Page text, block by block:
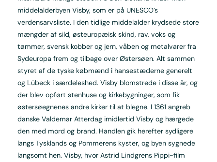
middelalderbyen Visby, som er på UNESCO’s
verdensarvsliste. I den tidlige middelalder krydsede store
mængder af sild, østeuropæisk skind, rav, voks og
tømmer, svensk kobber og jern, våben og metalvarer fra
Sydeuropa frem og tilbage over Østersøen. Alt sammen
styret af de tyske købmænd i hansestæderne generelt
og Lübeck i særdeleshed. Visby blomstrede i disse år, og
der blev opført stenhuse og kirkebygninger, som fik
østersøegnenes andre kirker til at blegne. I 1361 angreb
danske Valdemar Atterdag imidlertid Visby og hærgede
den med mord og brand. Handlen gik herefter sydligere
langs Tysklands og Pommerens kyster, og byen sygnede
langsomt hen. Visby, hvor Astrid Lindgrens Pippi-film